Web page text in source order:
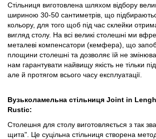
Стільниця виготовлена шляхом відбору
шириною 30-50 сантиметрів, що
кольору, для того щоб під час склейки
вигляд столу. На всі великі столешні ми
металеві компенсатори (кемфера), що
площини столешні та дозволяє їй не
нам гарантувати найвищу якість не тільки
але й протягом всього часу
Вузьколамельна стільниця Joint in
Rustic:
Столешня для столу виготовляється з так
щита". Це суцільна стільниця створена